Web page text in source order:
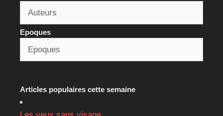
Epoques
Articles populaires cette semaine